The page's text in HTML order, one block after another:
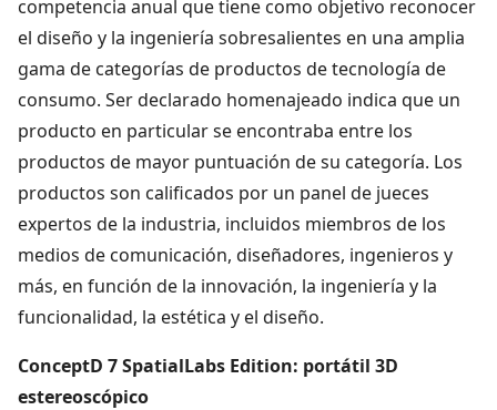
competencia anual que tiene como objetivo reconocer
el diseño y la ingeniería sobresalientes en una amplia
gama de categorías de productos de tecnología de
consumo. Ser declarado homenajeado indica que un
producto en particular se encontraba entre los
productos de mayor puntuación de su categoría. Los
productos son calificados por un panel de jueces
expertos de la industria, incluidos miembros de los
medios de comunicación, diseñadores, ingenieros y
más, en función de la innovación, la ingeniería y la
funcionalidad, la estética y el diseño.
ConceptD 7 SpatialLabs Edition: portátil 3D
estereoscópico